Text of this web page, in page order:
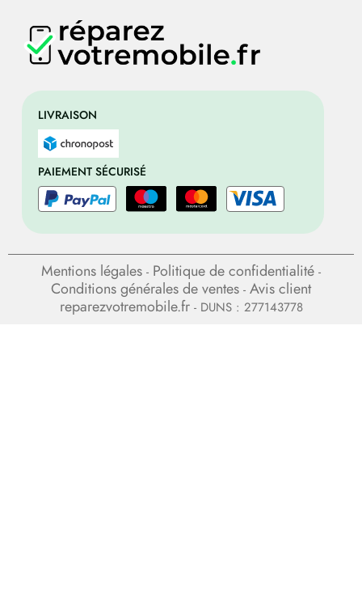
LIVRAISON
PAIEMENT SÉCURISÉ
Mentions légales - Politique de confidentialité -
Conditions générales de ventes - Avis client
reparezvotremobile.fr- DUNS : 277143778